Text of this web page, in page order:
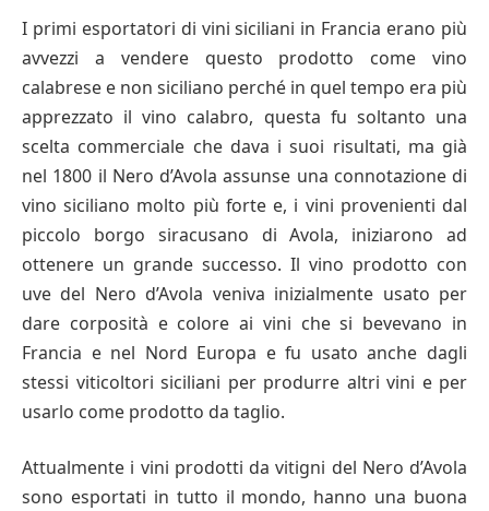
I primi esportatori di vini siciliani in Francia erano più
avvezzi a vendere questo prodotto come vino
calabrese e non siciliano perché in quel tempo era più
apprezzato il vino calabro, questa fu soltanto una
scelta commerciale che dava i suoi risultati, ma già
nel 1800 il Nero d’Avola assunse una connotazione di
vino siciliano molto più forte e, i vini provenienti dal
piccolo borgo siracusano di Avola, iniziarono ad
ottenere un grande successo. Il vino prodotto con
uve del Nero d’Avola veniva inizialmente usato per
dare corposità e colore ai vini che si bevevano in
Francia e nel Nord Europa e fu usato anche dagli
stessi viticoltori siciliani per produrre altri vini e per
usarlo come prodotto da taglio.
Attualmente i vini prodotti da vitigni del Nero d’Avola
sono esportati in tutto il mondo, hanno una buona